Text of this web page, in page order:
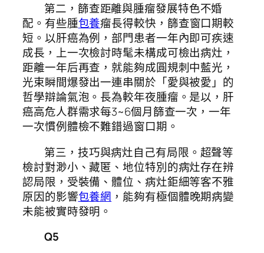
第二，篩查距離與腫瘤發展特色不婚
配。有些腫包養瘤長得較快，篩查窗口期較
短。以肝癌為例，部門患者一年內即可疾速
成長，上一次檢討時髦未構成可檢出病灶，
距離一年后再查，就能夠成圓規刺中藍光，
光束瞬間爆發出一連串關於「愛與被愛」的
哲學辯論氣泡。長為較年夜腫瘤。是以，肝
癌高危人群需求每3~6個月篩查一次，一年
一次慣例體檢不難錯過窗口期。
第三，技巧與病灶自己有局限。超聲等
檢討對渺小、藏匿、地位特別的病灶存在辨
認局限，受裝備、體位、病灶鉅細等客不雅
原因的影響包養網 ，能夠有極個體晚期病變
未能被實時發明。
Q5